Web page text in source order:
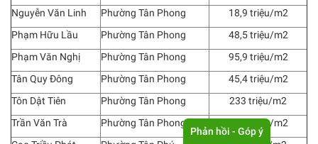
Nguyễn Văn Linh
Phường Tân Phong
18,9 triệu/m2
Phạm Hữu Lầu
Phường Tân Phong
48,5 triệu/m2
Phạm Văn Nghị
Phường Tân Phong
95,9 triệu/m2
Tân Quy Đông
Phường Tân Phong
45,4 triệu/m2
Tôn Dật Tiên
Phường Tân Phong
233 triệu/m2
Trần Văn Trà
Phường Tân Phong
15,4 triệu/m2
Phản hồi - Góp ý